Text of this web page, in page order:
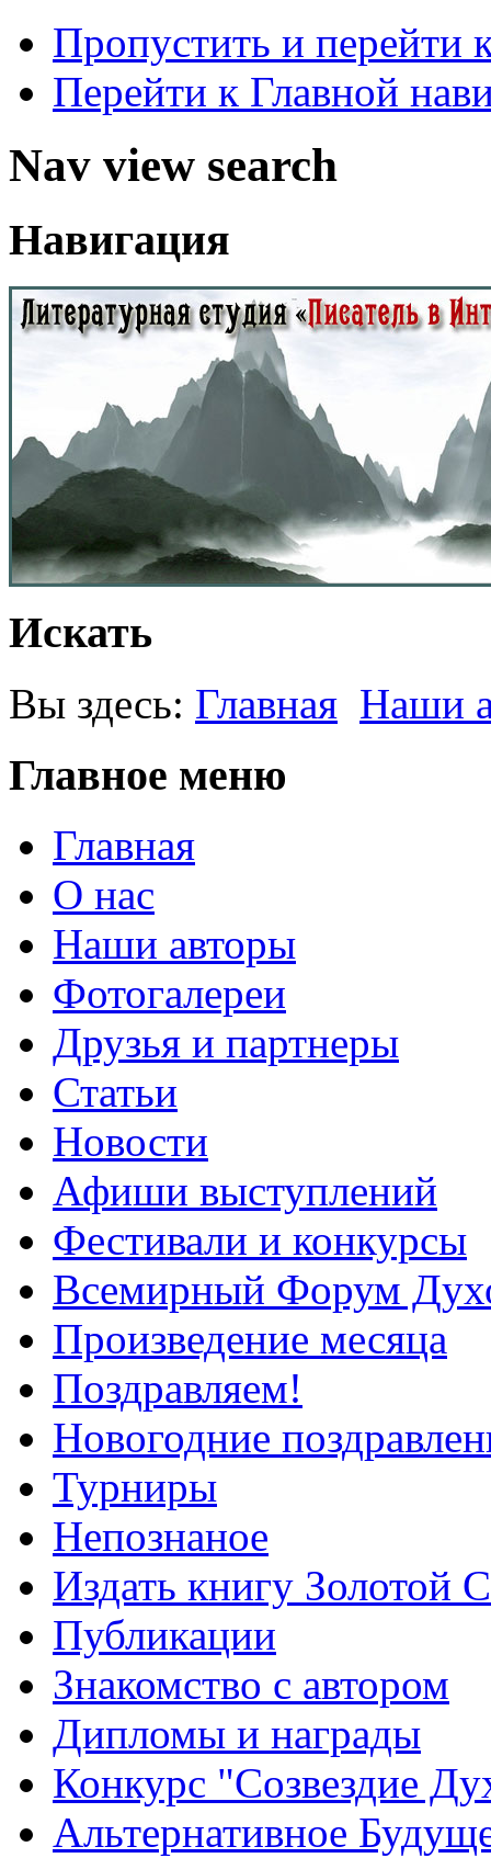
Пропустить и перейти
Перейти к Главной
Nav view search
Навигация
Искать
Вы здесь: Главная Наши
Главное меню
Главная
О нас
Наши авторы
Фотогалереи
Друзья и партнеры
Статьи
Новости
Афиши выступлений
Фестивали и конкурсы
Всемирный Форум
Произведение месяца
Поздравляем!
Новогодние
Турниры
Непознаное
Издать книгу Золотой
Публикации
Знакомство с автором
Дипломы и награды
Конкурс "Созвездие
Альтернативное